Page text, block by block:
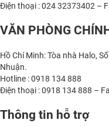
Điện thoại : 024 32373402 –
VĂN PHÒNG
Hồ Chí Minh: Tòa nhà Halo,
Nhuận.
Hotline : 0918 134 888
Điện thoại : 0918 134 888 –
Thông tin hỗ trợ